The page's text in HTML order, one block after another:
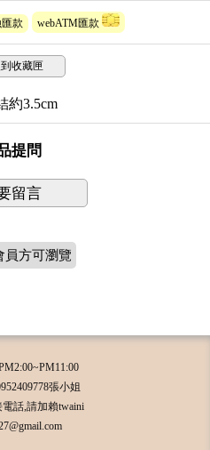
款 webATM匯款
收藏匣
約3.5cm
提問
留言
員方可瀏覽
張小姐
話,請加賴twaini